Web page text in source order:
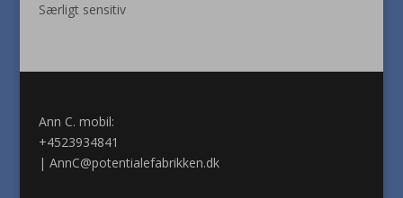
Særligt sensitiv
Ann C. mobil:
+4523934841
| AnnC@potentialefabrikken.dk